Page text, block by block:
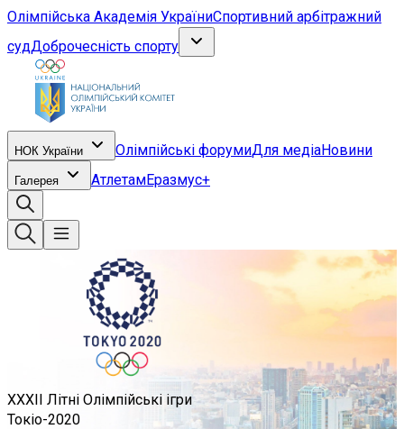
Олімпійська Академія УкраїниСпортивний арбітражний
судДоброчесність спорту
НОК України Олімпійські форумиДля медіаНовини
Галерея АтлетамЕразмус+
XXXII Літні Олімпійські ігри
Токіо-2020